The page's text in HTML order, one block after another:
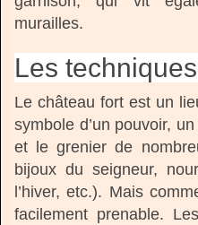
murailles.
Les
Le château fort est un
symbole d’un pouvoir,
et le grenier de
bijoux du seigneur,
l’hiver, etc.). Mais
facilement prenable.